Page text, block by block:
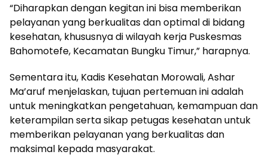
“Diharapkan dengan kegitan ini bisa memberikan
pelayanan yang berkualitas dan optimal di bidang
kesehatan, khususnya di wilayah kerja Puskesmas
Bahomotefe, Kecamatan Bungku Timur,” harapnya.
Sementara itu, Kadis Kesehatan Morowali, Ashar
Ma’aruf menjelaskan, tujuan pertemuan ini adalah
untuk meningkatkan pengetahuan, kemampuan dan
keterampilan serta sikap petugas kesehatan untuk
memberikan pelayanan yang berkualitas dan
maksimal kepada masyarakat.